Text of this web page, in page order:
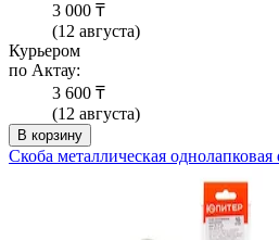
3 000 ₸
(12 августа)
Курьером
по Актау:
3 600 ₸
(12 августа)
В корзину
Скоба металлическая